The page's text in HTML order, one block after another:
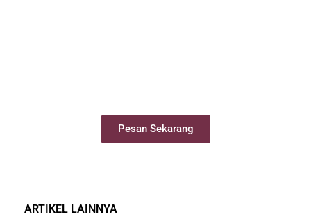
Pesan Sekarang
ARTIKEL LAINNYA